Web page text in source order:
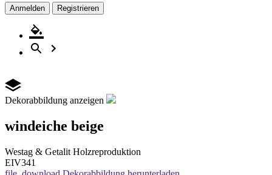
Anmelden Registrieren
Dekorabbildung anzeigen
windeiche beige
Westag & Getalit Holzreproduktion
EIV341